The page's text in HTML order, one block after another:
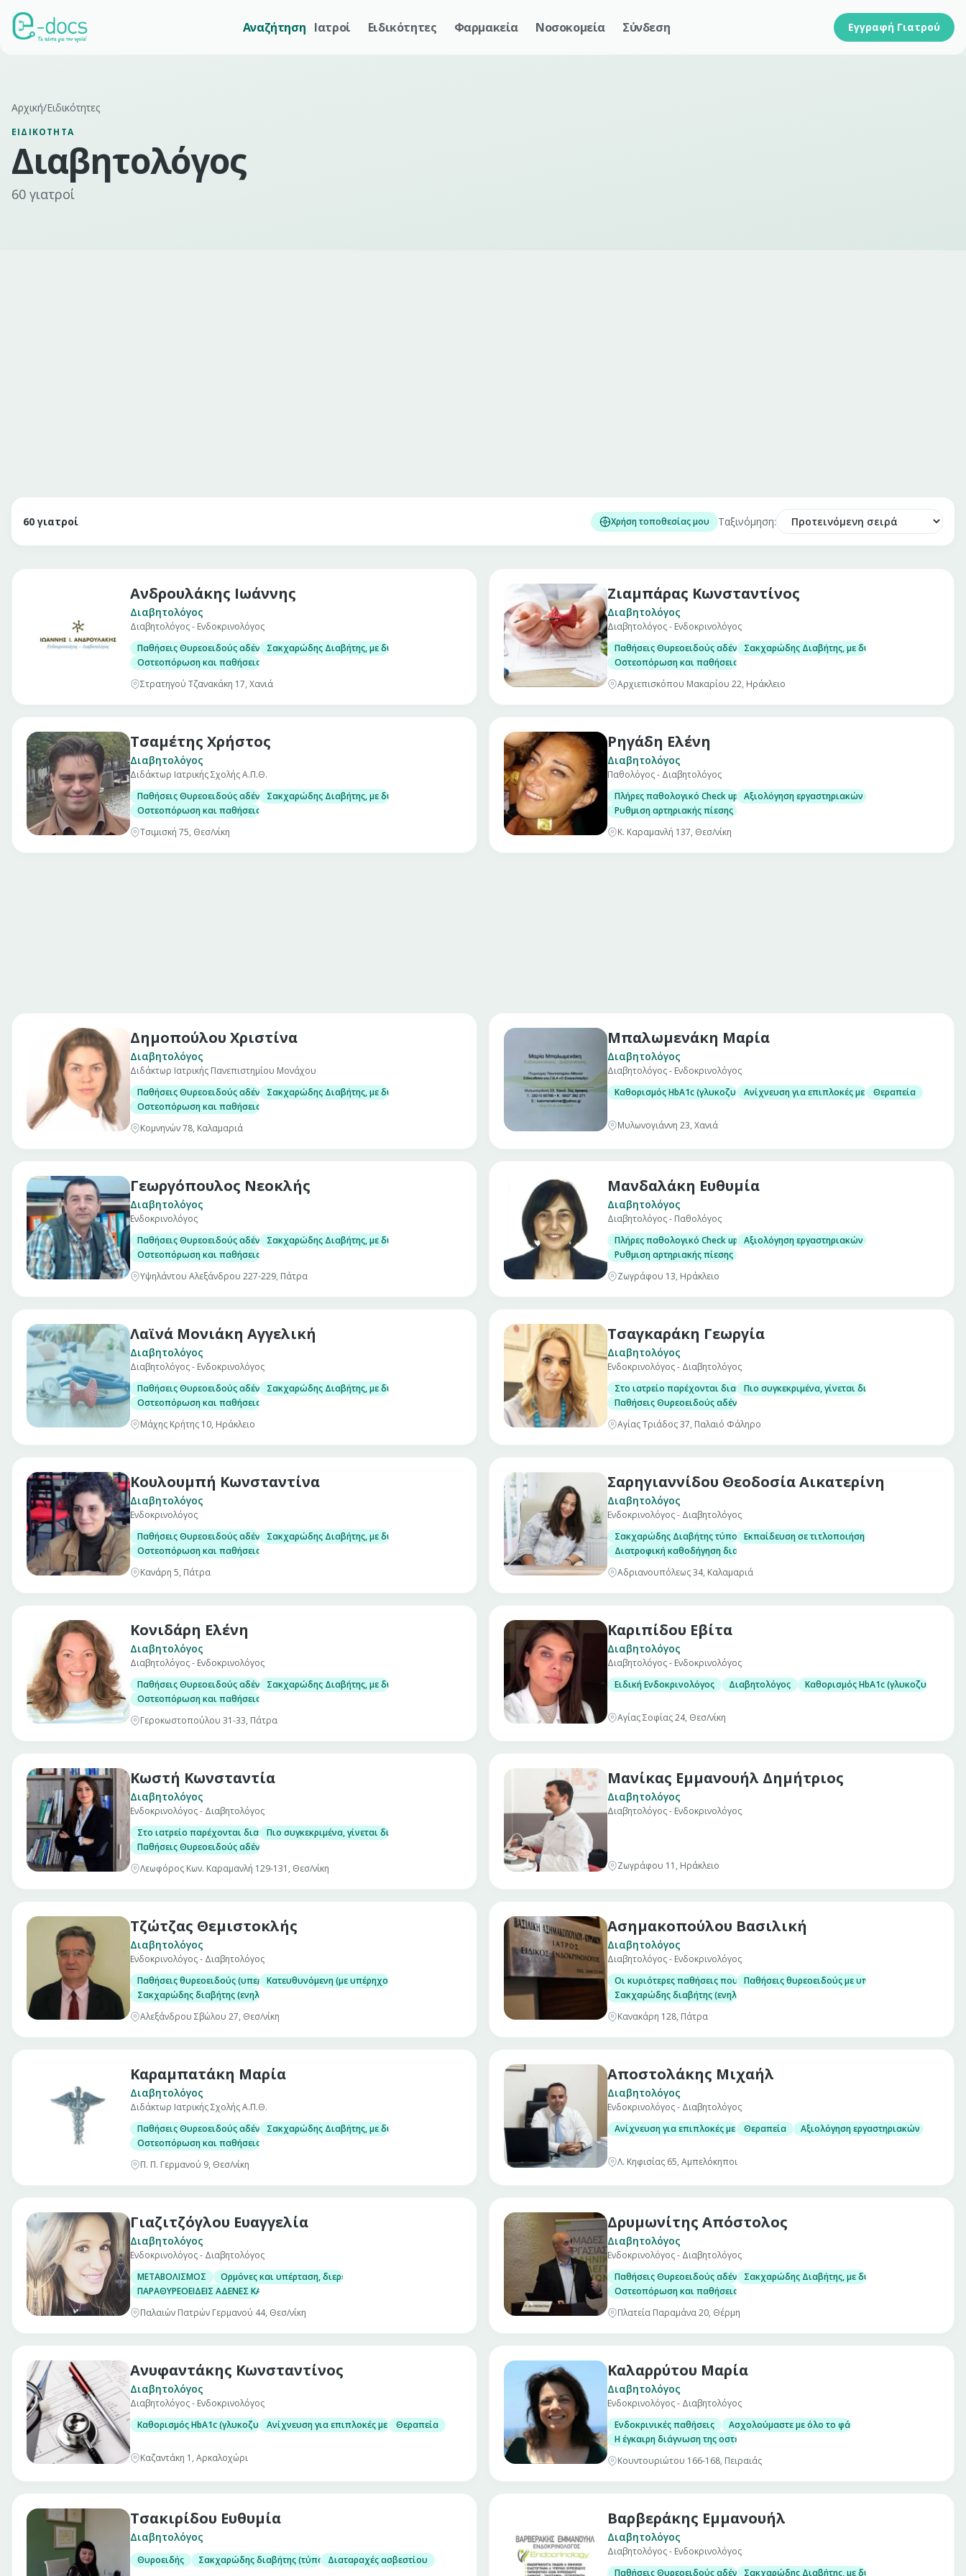
Αναζήτηση Ιατροί Ειδικότητες Φαρμακεία Νοσοκομεία Σύνδεση Εγγραφή Γιατρού
Αρχική/Ειδικότητες
ΕΙΔΙΚΌΤΗΤΑ
Διαβητολόγος
60 γιατροί
60 γιατροί Χρήση τοποθεσίας μου Ταξινόμηση:
Ανδρουλάκης Ιωάννης
Διαβητολόγος
Διαβητολόγος - Ενδοκρινολόγος
Παθήσεις Θυρεοειδούς αδένα, με δυνατότητα αδρού υπερηχογραφικού ελέγχου και επί ενδείξεων παρακέντησης όζων με λεπτή βελόνη (U/S guided FNA)
Σακχαρώδης Διαβήτης, με δυνατότητα μέτρησης στο ιατρείο γλυκοζυλιωμένης αιμοσφαιρίνης (HbA1c)
Οστεοπόρωση και παθήσεις μεταβολισμού του ασβεστίου (υπερπαραθυρεοειδισμός, υπερασβεστιαιμία, έλειψη βιταμίνης D)
Στρατηγού Τζανακάκη 17, Χανιά
Ζιαμπάρας Κωνσταντίνος
Διαβητολόγος
Διαβητολόγος - Ενδοκρινολόγος
Παθήσεις Θυρεοειδούς αδένα, με δυνατότητα αδρού υπερηχογραφικού ελέγχου
Σακχαρώδης Διαβήτης, με δυνατότητα μέτρησης
Οστεοπόρωση και παθήσεις μεταβολισμού του ασβεστίου
Αρχιεπισκόπου Μακαρίου 22, Ηράκλειο
Τσαμέτης Χρήστος
Διαβητολόγος
Διδάκτωρ Ιατρικής Σχολής Α.Π.Θ.
Παθήσεις Θυρεοειδούς αδένα, με δυνατότητα αδρού υπερηχογραφικού ελέγχου και επί ενδείξεων παρακέντησης όζων με λεπτή βελόνη (U/S guided FNA)
Σακχαρώδης Διαβήτης, με δυνατότητα μέτρησης στο ιατρείο γλυκοζυλιωμένης αιμοσφαιρίνης (HbA1c)
Οστεοπόρωση και παθήσεις μεταβολισμού του ασβεστίου (υπερπαραθυρεοειδισμός, υπερασβεστιαιμία, έλειψη βιταμίνης D)
Τσιμισκή 75, Θεσ/νίκη
Ρηγάδη Ελένη
Διαβητολόγος
Παθολόγος - Διαβητολόγος
Πλήρες παθολογικό Check up σε άνδρες και γυναίκες
Αξιολόγηση εργαστηριακών εξετάσεων
Ρυθμιση αρτηριακής πίεσης
Κ. Καραμανλή 137, Θεσ/νίκη
Δημοπούλου Χριστίνα
Διαβητολόγος
Διδάκτωρ Ιατρικής Πανεπιστημίου Μονάχου
Παθήσεις Θυρεοειδούς αδένα, με δυνατότητα αδρού υπερηχογραφικού ελέγχου και επί ενδείξεων παρακέντησης όζων με λεπτή βελόνη (U/S guided FNA)
Σακχαρώδης Διαβήτης, με δυνατότητα μέτρησης στο ιατρείο γλυκοζυλιωμένης αιμοσφαιρίνης (HbA1c)
Οστεοπόρωση και παθήσεις μεταβολισμού του ασβεστίου (υπερπαραθυρεοειδισμός, υπερασβεστιαιμία, έλειψη βιταμίνης D)
Κομνηνών 78, Καλαμαριά
Μπαλωμενάκη Μαρία
Διαβητολόγος
Διαβητολόγος - Ενδοκρινολόγος
Καθορισμός HbA1c (γλυκοζυλιωμένης αιμοσφαιρίνης) και 24ωρη καταγραφή
Ανίχνευση για επιπλοκές με κλινική εξέταση για
Θεραπεία
Μυλωνογιάννη 23, Χανιά
Γεωργόπουλος Νεοκλής
Διαβητολόγος
Ενδοκρινολόγος
Παθήσεις Θυρεοειδούς αδένα, με δυνατότητα αδρού υπερηχογραφικού ελέγχου και επί ενδείξεων παρακέντησης όζων με λεπτή βελόνη (U/S guided FNA)
Σακχαρώδης Διαβήτης, με δυνατότητα μέτρησης στο ιατρείο γλυκοζυλιωμένης αιμοσφαιρίνης (HbA1c)
Οστεοπόρωση και παθήσεις μεταβολισμού του ασβεστίου (υπερπαραθυρεοειδισμός, υπερασβεστιαιμία, έλειψη βιταμίνης D)
Υψηλάντου Αλεξάνδρου 227-229, Πάτρα
Μανδαλάκη Ευθυμία
Διαβητολόγος
Διαβητολόγος - Παθολόγος
Πλήρες παθολογικό Check up σε άνδρες και γυναίκες
Αξιολόγηση εργαστηριακών εξετάσεων
Ρυθμιση αρτηριακής πίεσης
Ζωγράφου 13, Ηράκλειο
Λαϊνά Μονιάκη Αγγελική
Διαβητολόγος
Διαβητολόγος - Ενδοκρινολόγος
Παθήσεις Θυρεοειδούς αδένα, με δυνατότητα αδρού υπερηχογραφικού ελέγχου και επί ενδείξεων παρακέντησης όζων με λεπτή βελόνη (U/S guided FNA)
Σακχαρώδης Διαβήτης, με δυνατότητα μέτρησης στο ιατρείο γλυκοζυλιωμένης αιμοσφαιρίνης (HbA1c)
Οστεοπόρωση και παθήσεις μεταβολισμού του ασβεστίου (υπερπαραθυρεοειδισμός, υπερασβεστιαιμία, έλειψη βιταμίνης D)
Μάχης Κρήτης 10, Ηράκλειο
Τσαγκαράκη Γεωργία
Διαβητολόγος
Ενδοκρινολόγος - Διαβητολόγος
Στο ιατρείο παρέχονται διαγνωστικές, θεραπευτικές και συμβουλευτικές
Πιο συγκεκριμένα, γίνεται διάγνωση και
Παθήσεις Θυρεοειδούς αδένα, με δυνατότητα αδρού υπερηχογραφικού ελέγχου
Αγίας Τριάδος 37, Παλαιό Φάληρο
Κουλουμπή Κωνσταντίνα
Διαβητολόγος
Ενδοκρινολόγος
Παθήσεις Θυρεοειδούς αδένα, με δυνατότητα αδρού υπερηχογραφικού ελέγχου και επί ενδείξεων παρακέντησης όζων με λεπτή βελόνη (U/S guided FNA)
Σακχαρώδης Διαβήτης, με δυνατότητα μέτρησης στο ιατρείο γλυκοζυλιωμένης αιμοσφαιρίνης (HbA1c)
Οστεοπόρωση και παθήσεις μεταβολισμού του ασβεστίου (υπερπαραθυρεοειδισμός, υπερασβεστιαιμία, έλειψη βιταμίνης D)
Κανάρη 5, Πάτρα
Σαρηγιαννίδου Θεοδοσία Αικατερίνη
Διαβητολόγος
Ενδοκρινολόγος - Διαβητολόγος
Σακχαρώδης Διαβήτης τύπου 1, 2 και Διαβήτης Κύησης
Εκπαίδευση σε τιτλοποιήση ινσουλίνης και σε
Διατροφική καθοδήγηση διαβητικών
Αδριανουπόλεως 34, Καλαμαριά
Κονιδάρη Ελένη
Διαβητολόγος
Διαβητολόγος - Ενδοκρινολόγος
Παθήσεις Θυρεοειδούς αδένα, με δυνατότητα αδρού υπερηχογραφικού ελέγχου και επί ενδείξεων παρακέντησης όζων με λεπτή βελόνη (U/S guided FNA)
Σακχαρώδης Διαβήτης, με δυνατότητα μέτρησης στο ιατρείο γλυκοζυλιωμένης αιμοσφαιρίνης (HbA1c)
Οστεοπόρωση και παθήσεις μεταβολισμού του ασβεστίου (υπερπαραθυρεοειδισμός, υπερασβεστιαιμία, έλειψη βιταμίνης D)
Γεροκωστοπούλου 31-33, Πάτρα
Καριπίδου Εβίτα
Διαβητολόγος
Διαβητολόγος - Ενδοκρινολόγος
Ειδική Ενδοκρινολόγος
Διαβητολόγος Καθορισμός HbA1c
Αγίας Σοφίας 24, Θεσ/νίκη
Κωστή Κωνσταντία
Διαβητολόγος
Ενδοκρινολόγος - Διαβητολόγος
Στο ιατρείο παρέχονται διαγνωστικές, θεραπευτικές και συμβουλευτικές υπηρεσίες σε καταστάσεις που σχετίζονται με την Ενδοκρινολογία, τη Διαβητολογία και το μεταβολισμό
Πιο συγκεκριμένα, γίνεται διάγνωση και αντιμετώπιση των παρακάτω παθήσεων
Παθήσεις Θυρεοειδούς αδένα, με δυνατότητα αδρού υπερηχογραφικού ελέγχου και επί ενδείξεων παρακέντησης όζων με λεπτή βελόνη (U/S guided FNA)
Λεωφόρος Κων. Καραμανλή 129-131, Θεσ/νίκη
Μανίκας Εμμανουήλ Δημήτριος
Διαβητολόγος
Διαβητολόγος - Ενδοκρινολόγος
Ζωγράφου 11, Ηράκλειο
Τζώτζας Θεμιστοκλής
Διαβητολόγος
Ενδοκρινολόγος - Διαβητολόγος
Παθήσεις θυρεοειδούς (υπερηχογραφικός έλεγχος)Κατευθυνόμενη (με υπέρηχο) βιοψία όζων θυρεοειδούς
Σακχαρώδης διαβήτης (ενηλίκων και κύησης)
Αλεξάνδρου Σβώλου 27, Θεσ/νίκη
Ασημακοπούλου Βασιλική
Διαβητολόγος
Διαβητολόγος - Ενδοκρινολόγος
Οι κυριότερες παθήσεις που αντιμετωπίζονται στο ιατρείο είναι
Παθήσεις θυρεοειδούς με υπερηχογραφικό έλεγχο
Σακχαρώδης διαβήτης (ενηλίκων-κύησης)
Κανακάρη 128, Πάτρα
Καραμπατάκη Μαρία
Διαβητολόγος
Διδάκτωρ Ιατρικής Σχολής Α.Π.Θ.
Παθήσεις Θυρεοειδούς αδένα, με δυνατότητα αδρού υπερηχογραφικού ελέγχου και επί ενδείξεων παρακέντησης όζων με λεπτή βελόνη (U/S guided FNA)
Σακχαρώδης Διαβήτης, με δυνατότητα μέτρησης στο ιατρείο γλυκοζυλιωμένης αιμοσφαιρίνης (HbA1c)
Οστεοπόρωση και παθήσεις μεταβολισμού του ασβεστίου (υπερπαραθυρεοειδισμός, υπερασβεστιαιμία, έλειψη βιταμίνης D)
Π. Π. Γερμανού 9, Θεσ/νίκη
Αποστολάκης Μιχαήλ
Διαβητολόγος
Ενδοκρινολόγος - Διαβητολόγος
Ανίχνευση για επιπλοκές με κλινική εξέταση για νευροπάθεια –αγγειοπάθεια –
Θεραπεία Αξιολόγηση εργαστηριακών
Λ. Κηφισίας 65, Αμπελόκηποι
Γιαζιτζόγλου Ευαγγελία
Διαβητολόγος
Ενδοκρινολόγος - Διαβητολόγος
ΜΕΤΑΒΟΛΙΣΜΟΣ
Ορμόνες και υπέρταση, διερεύνηση υπερλιπιδαιμίας, παχυσαρκίας, υπογλυκαιμίας και παθήσεων θυρεοειδούς
ΠΑΡΑΘΥΡΕΟΕΙΔΕΙΣ ΑΔΕΝΕΣ ΚΑΙ ΟΣΤΑ
Παλαιών Πατρών Γερμανού 44, Θεσ/νίκη
Δρυμωνίτης Απόστολος
Διαβητολόγος
Ενδοκρινολόγος - Διαβητολόγος
Παθήσεις Θυρεοειδούς αδένα, με δυνατότητα αδρού υπερηχογραφικού ελέγχου
Σακχαρώδης Διαβήτης, με δυνατότητα μέτρησης
Οστεοπόρωση και παθήσεις μεταβολισμού του ασβεστίου
Πλατεία Παραμάνα 20, Θέρμη
Ανυφαντάκης Κωνσταντίνος
Διαβητολόγος
Διαβητολόγος - Ενδοκρινολόγος
Καθορισμός HbA1c (γλυκοζυλιωμένης αιμοσφαιρίνης) και 24ωρη καταγραφή σακχάρου
Ανίχνευση για επιπλοκές με κλινική εξέταση για νευροπάθεια –αγγειοπάθεια – νεφροπάθεια – διαβητικό πόδι
Θεραπεία
Καζαντάκη 1, Αρκαλοχώρι
Καλαρρύτου Μαρία
Διαβητολόγος
Ενδοκρινολόγος - Διαβητολόγος
Ενδοκρινικές παθήσεις
Ασχολούμαστε με όλο το φάσμα των ενδοκρινικών
Η έγκαιρη διάγνωση της οστεοπενίας και οστεοπόρωσης είναι σημαντική ώστε
Κουντουριώτου 166-168, Πειραιάς
Τσακιρίδου Ευθυμία
Διαβητολόγος
Θυροειδής Σακχαρώδης διαβήτης (τύπου 1, τύπου 2, κύησης, αντλίες)
Διαταραχές ασβεστίου
Βαρβεράκης Εμμανουήλ
Διαβητολόγος
Διαβητολόγος - Ενδοκρινολόγος
Παθήσεις Θυρεοειδούς αδένα, με δυνατότητα αδρού υπερηχογραφικού ελέγχου
Σακχαρώδης Διαβήτης, με δυνατότητα μέτρησης